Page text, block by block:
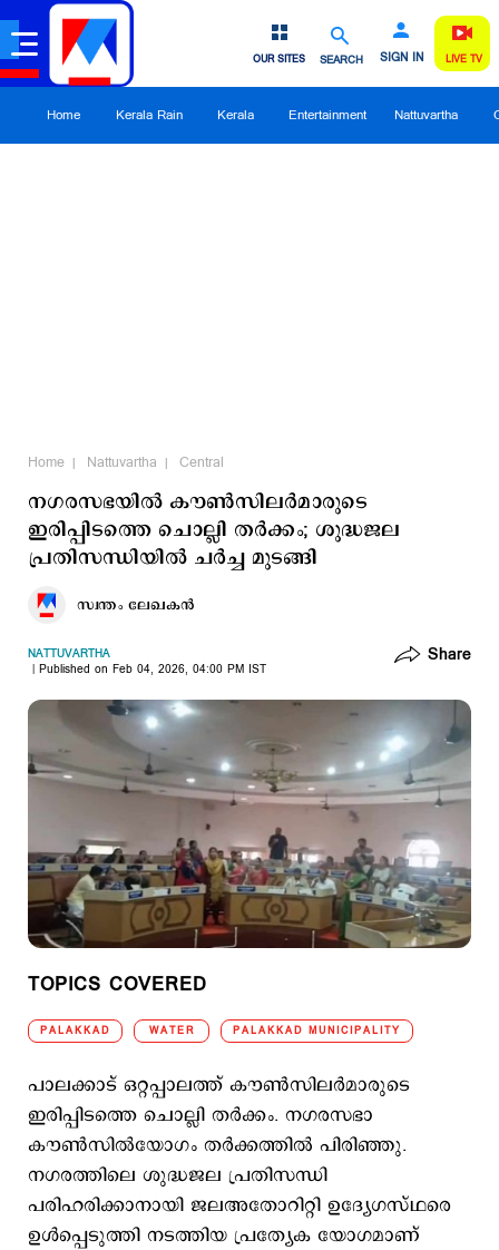
SEARCH SIGN IN
OUR SITES LIVE TV
Home Kerala Rain Kerala Entertainment Nattuvartha
Home Nattuvartha Central
നഗരസഭയിൽ കൗൺസിലർമാരുടെ
ഇരിപ്പിടത്തെ ചൊല്ലി തർക്കം; ശുദ്ധജല
പ്രതിസന്ധിയിൽ ചർച്ച മുടങ്ങി
സ്വന്തം ലേഖകൻ
NATTUVARTHA
Published on Feb 04, 2026, 04:00 PM IST
Share
TOPICS COVERED
PALAKKAD WATER PALAKKAD MUNICIPALITY
പാലക്കാട് ഒറ്റപ്പാലത്ത് കൗണ്‍സിലര്‍മാരുടെ
ഇരിപ്പിടത്തെ ചൊല്ലി തര്‍ക്കം. നഗരസഭാ
കൗണ്‍സില്‍യോഗം തര്‍ക്കത്തില്‍ പിരിഞ്ഞു.
നഗരത്തിലെ ശുദ്ധജല പ്രതിസന്ധി
പരിഹരിക്കാനായി ജലഅതോറിറ്റി ഉദ്യേഗസ്ഥരെ
ഉള്‍പ്പെടുത്തി നടത്തിയ പ്രത്യേക യോഗമാണ്